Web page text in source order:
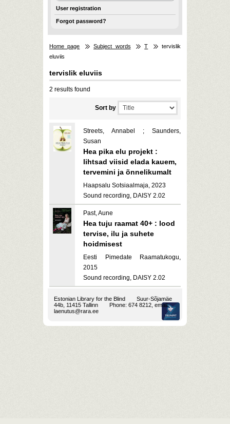
User registration
Forgot password?
Home page Subject words T
tervislik
eluviis
tervislik eluviis
2 results found
Sort by
Streets, Annabel ; Saunders,
Susan
Hea pika elu projekt :
lihtsad viisid elada kauem,
tervemini ja õnnelikumalt
Haapsalu Sotsiaalmaja, 2023
Sound recording, DAISY 2.02
Past, Aune
Hea tuju raamat 40+ : lood
tervise, ilu ja suhete
hoidmisest
Eesti Pimedate Raamatukogu,
2015
Sound recording, DAISY 2.02
Estonian Library for the Blind
Suur-Sõjamäe
44b, 11415 Tallinn
Phone: 674 8212, email:
laenutus@rara.ee